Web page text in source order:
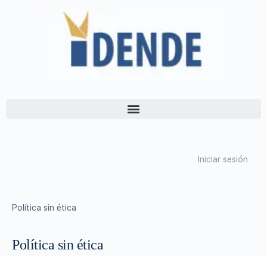
Iniciar sesión
Política sin ética
Política sin ética